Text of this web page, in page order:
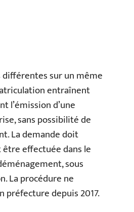
différentes sur un même
entraînent
l’émission d’une
sans possibilité de
La demande doit
effectuée dans le
sous
La procédure ne
préfecture depuis 2017.